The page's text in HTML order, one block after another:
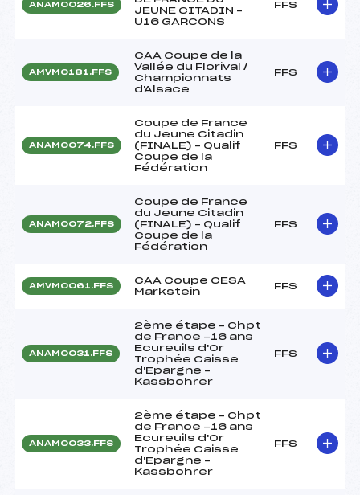
ANAM0026.FFS
JEUNE CITADIN –
U16 GARCONS
FFS
AMVM0181.FFS
CAA Coupe de la
Vallée du Florival /
Championnats
d'Alsace
FFS
ANAM0074.FFS
Coupe de France
du Jeune Citadin
(FINALE) – Qualif
Coupe de la
Fédération
FFS
ANAM0072.FFS
Coupe de France
du Jeune Citadin
(FINALE) – Qualif
Coupe de la
Fédération
FFS
AMVM0061.FFS
CAA Coupe CESA
Markstein
FFS
ANAM0031.FFS
2ème étape – Chpt
de France -16 ans
Ecureuils d'Or
Trophée Caisse
d'Epargne –
Kassbohrer
FFS
ANAM0033.FFS
2ème étape – Chpt
de France -16 ans
Ecureuils d'Or
Trophée Caisse
d'Epargne –
Kassbohrer
FFS